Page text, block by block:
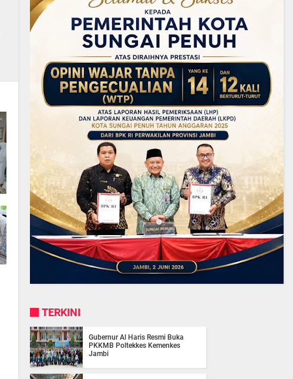
TERKINI
Gubernur Al Haris Resmi Buka
PKKMB Poltekkes Kemenkes
Jambi